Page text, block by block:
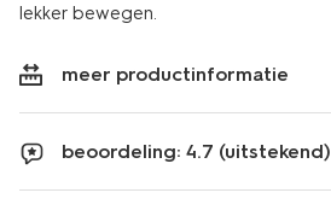
lekker bewegen.
meer productinformatie
beoordeling: 4.7 (uitstekend)